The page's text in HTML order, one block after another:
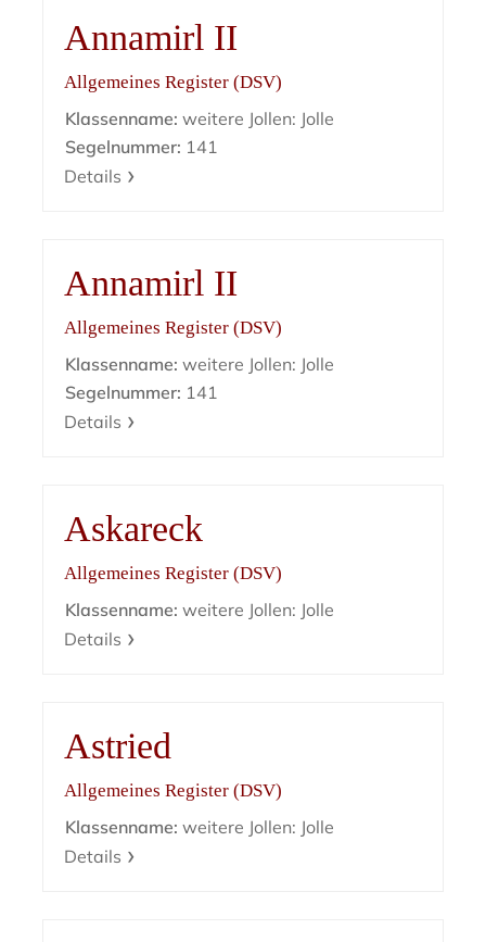
Annamirl II
Allgemeines Register (DSV)
Klassenname: weitere Jollen: Jolle
Segelnummer: 141
Details
Annamirl II
Allgemeines Register (DSV)
Klassenname: weitere Jollen: Jolle
Segelnummer: 141
Details
Askareck
Allgemeines Register (DSV)
Klassenname: weitere Jollen: Jolle
Details
Astried
Allgemeines Register (DSV)
Klassenname: weitere Jollen: Jolle
Details